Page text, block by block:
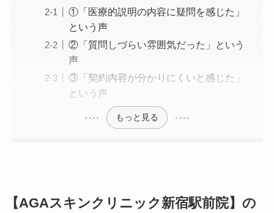
①「医療的説明の内容に疑問を感じた」
という声
②「質問しづらい雰囲気だった」という
声
③「契約内容が分かりにくいと感じた」
という声
もっと見る
【AGAスキンクリニック新宿駅前院】の